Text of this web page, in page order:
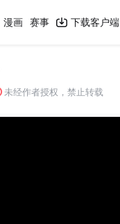
漫画 赛事 下载客户端
未经作者授权，禁止转载